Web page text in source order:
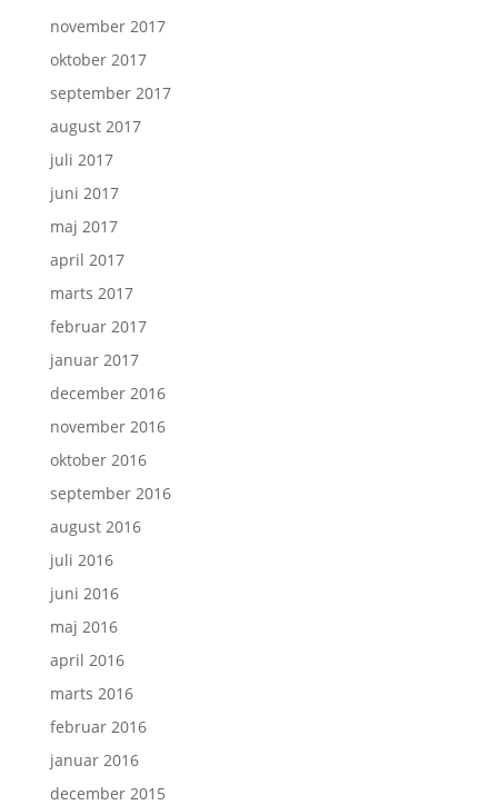
november 2017
oktober 2017
september 2017
august 2017
juli 2017
juni 2017
maj 2017
april 2017
marts 2017
februar 2017
januar 2017
december 2016
november 2016
oktober 2016
september 2016
august 2016
juli 2016
juni 2016
maj 2016
april 2016
marts 2016
februar 2016
januar 2016
december 2015